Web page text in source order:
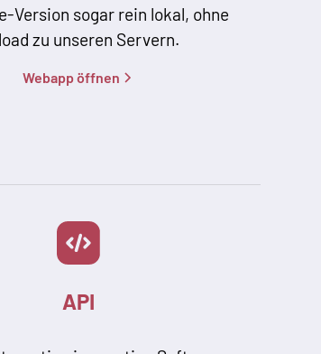
Version sogar rein lokal, ohne
zu unseren Servern.
Webapp öffnen
API